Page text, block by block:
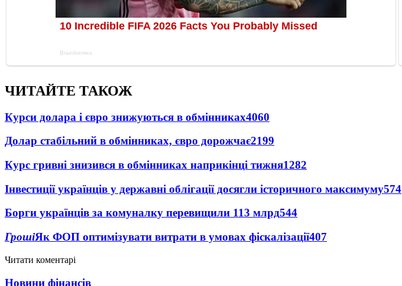
ЧИТАЙТЕ ТАКОЖ
Курси долара і євро знижуються в обмінниках4060
Долар стабільний в обмінниках, євро дорожчає2199
Курс гривні знизився в обмінниках наприкінці тижня1282
Інвестиції українців у державні облігації досягли історичного максимуму574
Борги українців за комуналку перевищили 113 млрд544
ГрошіЯк ФОП оптимізувати витрати в умовах фіскалізації407
Читати коментарі
Новини фінансів